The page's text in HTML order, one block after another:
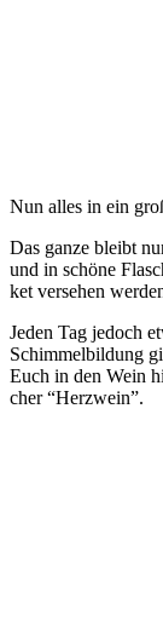
Nun alles in ein
Das gan­ze bleibt
und in schö­ne
ket ver­se­hen
Jeden Tag jedoch
Schim­mel­bil­dung
Euch in den Wein
cher “Herz­wein”.